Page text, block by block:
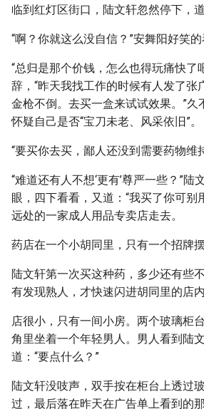
临到红灯区街口，陆文轩忽然停下，
“啊？你就这么没自信？”安舞阳好笑的
“总归是那个价钱，怎么也得玩痛快了
辞，“昨天我找工作的时候有人发了张
金枪不倒。去买一盒来试试效果。”久
怀疑自己是否“宝刀未老、风采依旧”。
“要买你去买，鄙人还没到需要药物维
“难道还有人不想‘更有’尊严一些？”陆
眼，四下看看，又道：“我买了你可别
远处的一家成人用品专卖店走去。
药店在一个小胡同里，只有一个招牌摆
陆文轩第一次买这种药，多少还有些
有发现熟人，才快速闪进胡同里的店内
店很小，只有一间小房。两个玻璃柜
角里坐着一个年轻男人。男人看到陆
道：“要点什么？”
陆文轩没吱声，双手按在柜台上透过
过，最后落在昨天在广告单上看到的